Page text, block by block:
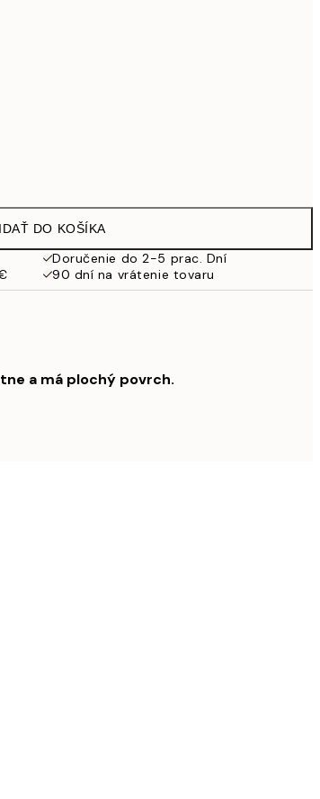
DO KOŠÍKA
Doručenie do 2-5 prac. Dní
90 dní na vrátenie tovaru
a má plochý povrch.